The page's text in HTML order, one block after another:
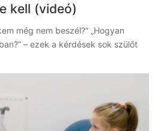
kell (videó)
még nem beszél?” „Hogyan
– ezek a kérdések sok szülőt